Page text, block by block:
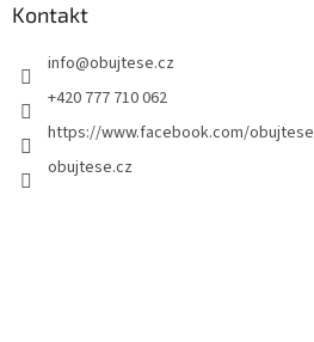
Kontakt
info@obujtese.cz
+420 777 710 062
https://www.facebook.com/obujtese
obujtese.cz